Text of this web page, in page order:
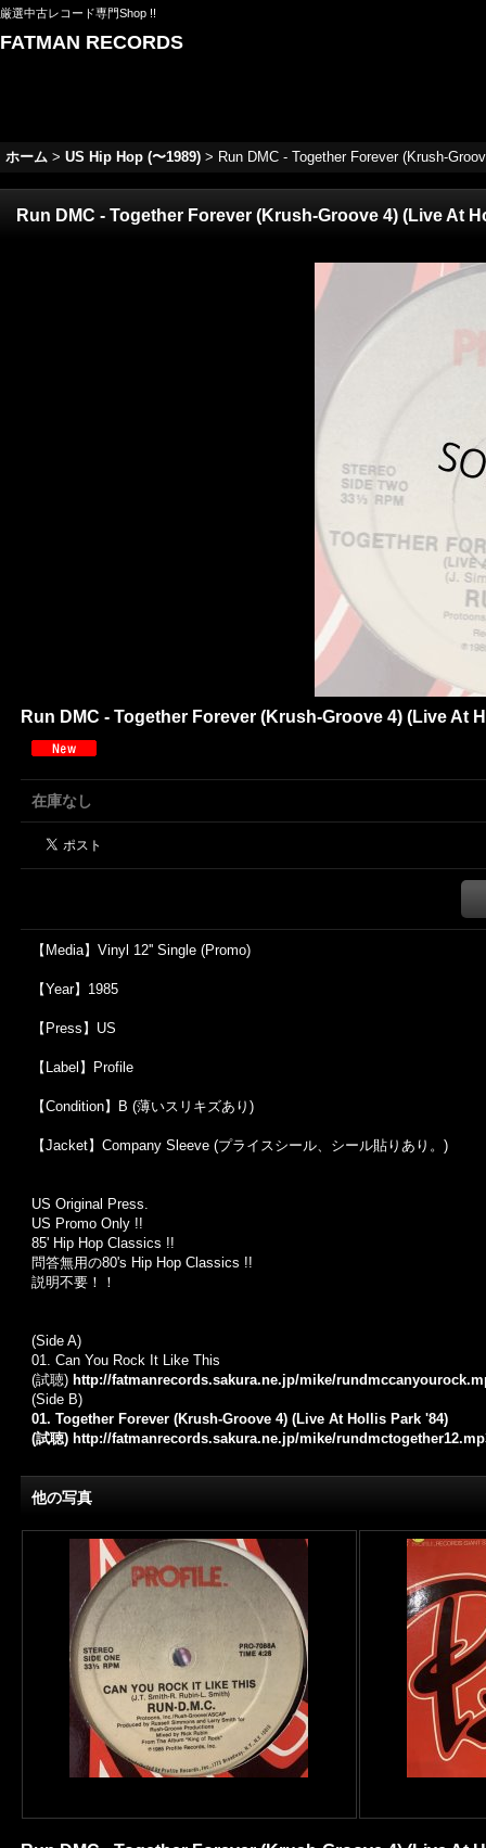
厳選中古レコード専門Shop !!
FATMAN RECORDS
ホーム > US Hip Hop (〜1989) > Run DMC - Together Forever (Krush-
Run DMC - Together Forever (Krush-Groove 4) (Live At
Run DMC - Together Forever (Krush-Groove 4) (Live At
在庫なし
【Media】Vinyl 12'' Single (Promo)
【Year】1985
【Press】US
【Label】Profile
【Condition】B (薄いスリキズあり)
【Jacket】Company Sleeve (プライスシール、シール貼りあり。)
US Original Press.
US Promo Only !!
85' Hip Hop Classics !!
問答無用の80's Hip Hop Classics !!
説明不要！！
(Side A)
01. Can You Rock It Like This
(試聴) http://fatmanrecords.sakura.ne.jp/mike/
(Side B)
01. Together Forever (Krush-Groove 4) (Live At Hollis Park '84)
(試聴) http://fatmanrecords.sakura.ne.jp/mike/
他の写真